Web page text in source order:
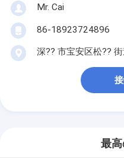
Mr. Cai
86-18923724896
深?? 市宝安区松??
最